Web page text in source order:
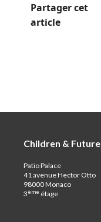
Partager cet
article
Children & Future
Patio Palace
41 avenue Hector Otto
98000 Monaco
3ème étage